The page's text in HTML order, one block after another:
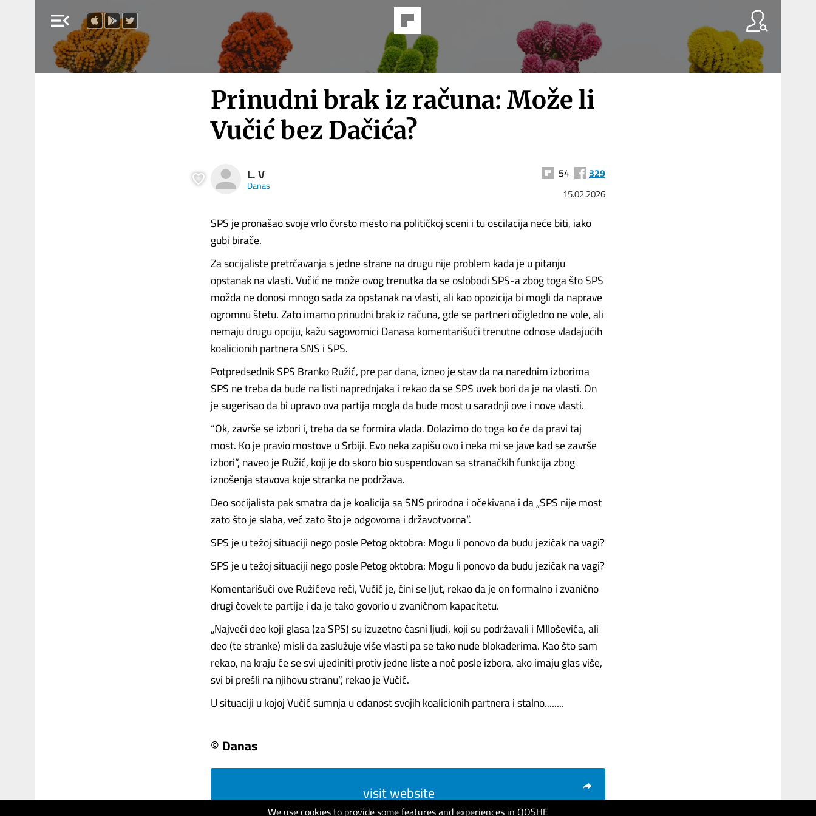
menu_open
We use cookies to provide some features and experiences in QOSHE
Prinudni brak iz računa: Može li
Vučić bez Dačića?
L. V
Danas
54 329
15.02.2026
SPS je pronašao svoje vrlo čvrsto mesto na političkoj sceni i tu oscilacija neće biti, iako
gubi birače.
Za socijaliste pretrčavanja s jedne strane na drugu nije problem kada je u pitanju
opstanak na vlasti. Vučić ne može ovog trenutka da se oslobodi SPS-a zbog toga što SPS
možda ne donosi mnogo sada za opstanak na vlasti, ali kao opozicija bi mogli da naprave
ogromnu štetu. Zato imamo prinudni brak iz računa, gde se partneri očigledno ne vole, ali
nemaju drugu opciju, kažu sagovornici Danasa komentarišući trenutne odnose vladajućih
koalicionih partnera SNS i SPS.
Potpredsednik SPS Branko Ružić, pre par dana, izneo je stav da na narednim izborima
SPS ne treba da bude na listi naprednjaka i rekao da se SPS uvek bori da je na vlasti. On
je sugerisao da bi upravo ova partija mogla da bude most u saradnji ove i nove vlasti.
“Ok, završe se izbori i, treba da se formira vlada. Dolazimo do toga ko će da pravi taj
most. Ko je pravio mostove u Srbiji. Evo neka zapišu ovo i neka mi se jave kad se završe
izbori“, naveo je Ružić, koji je do skoro bio suspendovan sa stranačkih funkcija zbog
iznošenja stavova koje stranka ne podržava.
Deo socijalista pak smatra da je koalicija sa SNS prirodna i očekivana i da „SPS nije most
zato što je slaba, već zato što je odgovorna i državotvorna“.
SPS je u težoj situaciji nego posle Petog oktobra: Mogu li ponovo da budu jezičak na vagi?
SPS je u težoj situaciji nego posle Petog oktobra: Mogu li ponovo da budu jezičak na vagi?
Komentarišući ove Ružićeve reči, Vučić je, čini se ljut, rekao da je on formalno i zvanično
drugi čovek te partije i da je tako govorio u zvaničnom kapacitetu.
„Najveći deo koji glasa (za SPS) su izuzetno časni ljudi, koji su podržavali i MIloševića, ali
deo (te stranke) misli da zaslužuje više vlasti pa se tako nude blokaderima. Kao što sam
rekao, na kraju će se svi ujediniti protiv jedne liste a noć posle izbora, ako imaju glas više,
svi bi prešli na njihovu stranu“, rekao je Vučić.
U situaciji u kojoj Vučić sumnja u odanost svojih koalicionih partnera i stalno........
© Danas
visit website